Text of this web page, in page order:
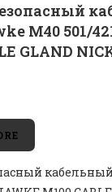
M40 501/
GLAND